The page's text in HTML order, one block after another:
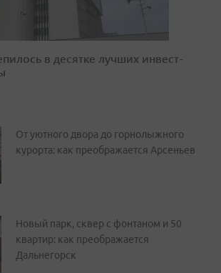
в десятке лучших инвест-
От уютного двора до горнолыжного
курорта: как преображается Арсеньев
Новый парк, сквер с фонтаном и 50
квартир: как преображается
Дальнегорск